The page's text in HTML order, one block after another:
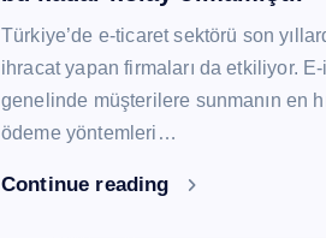
Türkiye’de e-ticaret sektörü son
ihracat yapan firmaları da etkiliyor.
genelinde müşterilere sunmanın en
ödeme yöntemleri…
Continue reading